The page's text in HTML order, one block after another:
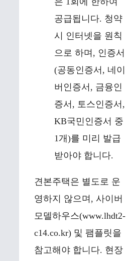
공급됩니다. 청약
시 인터넷을 원칙
으로 하며, 인증서
(공동인증서, 네이
버인증서, 금융인
증서, 토스인증서,
KB국민인증서 중
1개)를 미리 발급
받아야 합니다.
견본주택은 별도로 운
영하지 않으며, 사이버
모델하우스(www.lhdt2-
c14.co.kr) 및 팸플릿을
참고해야 합니다. 현장